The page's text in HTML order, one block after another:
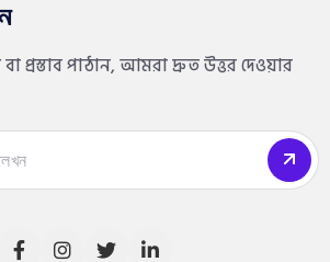
প্রস্তাব পাঠান, আমরা দ্রুত উত্তর দেওয়ার